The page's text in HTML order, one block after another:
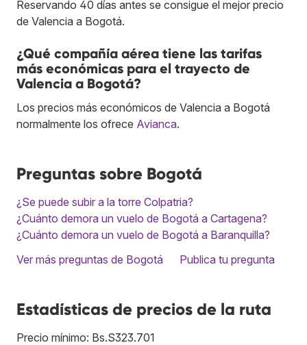
Reservando 40 días antes se consigue el mejor precio
de Valencia a Bogotá.
¿Qué compañía aérea tiene las tarifas
más económicas para el trayecto de
Valencia a Bogotá?
Los precios más económicos de Valencia a Bogotá
normalmente los ofrece Avianca.
Preguntas sobre Bogotá
¿Se puede subir a la torre Colpatria?
¿Cuánto demora un vuelo de Bogotá a Cartagena?
¿Cuánto demora un vuelo de Bogotá a Baranquilla?
Ver más preguntas de Bogotá
Publica tu pregunta
Estadísticas de precios de la ruta
Precio mínimo: Bs.S323.701